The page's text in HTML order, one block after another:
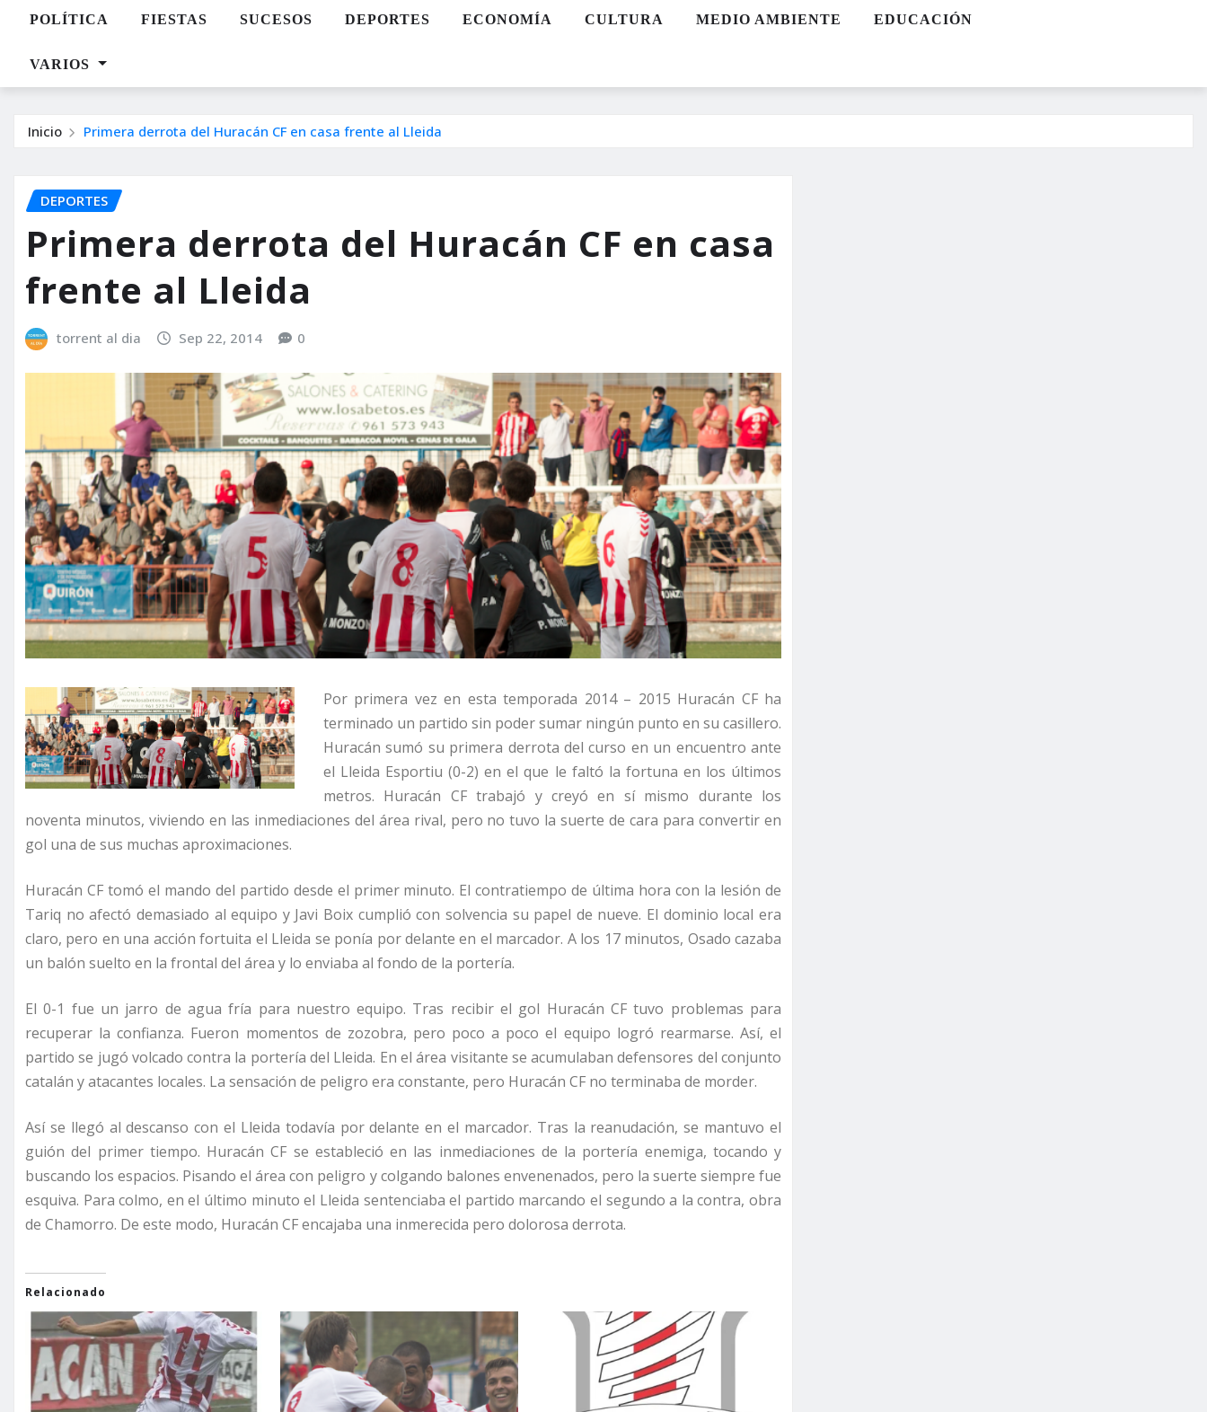
POLÍTICA FIESTAS SUCESOS DEPORTES ECONOMÍA CULTURA MEDIO AMBIENTE EDUCACIÓN
VARIOS
Inicio Primera derrota del Huracán CF en casa frente al Lleida
DEPORTES
Primera derrota del Huracán CF en casa
frente al Lleida
torrent al dia Sep 22, 2014 0
Por primera vez en esta temporada 2014 – 2015 Huracán CF ha
terminado un partido sin poder sumar ningún punto en su casillero.
Huracán sumó su primera derrota del curso en un encuentro ante
el Lleida Esportiu (0-2) en el que le faltó la fortuna en los últimos
metros. Huracán CF trabajó y creyó en sí mismo durante los
noventa minutos, viviendo en las inmediaciones del área rival, pero no tuvo la suerte de cara para convertir en
gol una de sus muchas aproximaciones.
Huracán CF tomó el mando del partido desde el primer minuto. El contratiempo de última hora con la lesión de
Tariq no afectó demasiado al equipo y Javi Boix cumplió con solvencia su papel de nueve. El dominio local era
claro, pero en una acción fortuita el Lleida se ponía por delante en el marcador. A los 17 minutos, Osado cazaba
un balón suelto en la frontal del área y lo enviaba al fondo de la portería.
El 0-1 fue un jarro de agua fría para nuestro equipo. Tras recibir el gol Huracán CF tuvo problemas para
recuperar la confianza. Fueron momentos de zozobra, pero poco a poco el equipo logró rearmarse. Así, el
partido se jugó volcado contra la portería del Lleida. En el área visitante se acumulaban defensores del conjunto
catalán y atacantes locales. La sensación de peligro era constante, pero Huracán CF no terminaba de morder.
Así se llegó al descanso con el Lleida todavía por delante en el marcador. Tras la reanudación, se mantuvo el
guión del primer tiempo. Huracán CF se estableció en las inmediaciones de la portería enemiga, tocando y
buscando los espacios. Pisando el área con peligro y colgando balones envenenados, pero la suerte siempre fue
esquiva. Para colmo, en el último minuto el Lleida sentenciaba el partido marcando el segundo a la contra, obra
de Chamorro. De este modo, Huracán CF encajaba una inmerecida pero dolorosa derrota.
Relacionado